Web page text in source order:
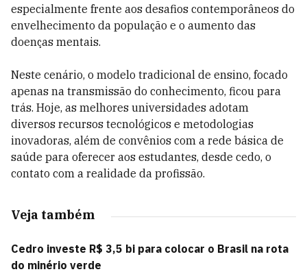
especialmente frente aos desafios contemporâneos do
envelhecimento da população e o aumento das
doenças mentais.
Neste cenário, o modelo tradicional de ensino, focado
apenas na transmissão do conhecimento, ficou para
trás. Hoje, as melhores universidades adotam
diversos recursos tecnológicos e metodologias
inovadoras, além de convênios com a rede básica de
saúde para oferecer aos estudantes, desde cedo, o
contato com a realidade da profissão.
Veja também
Cedro investe R$ 3,5 bi para colocar o Brasil na rota
do minério verde